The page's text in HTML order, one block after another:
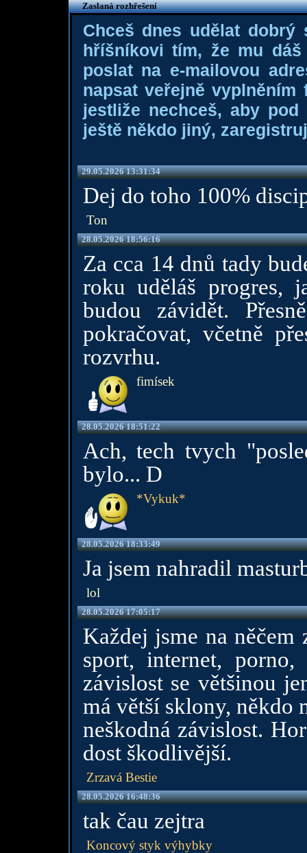
Zaslaná rozhřešení
Chceš dnes udělat dobrý
hříšníkovi tím, že mu
poslat na e-mailovou
napsat veřejně
jestliže nechceš, aby
ještě někdo jiný,
29.05.2026 13:31:34
Dej do toho 100%
Ton
28.05.2026 18:56:16
Za cca 14 dnů tady
roku uděláš progres,
budou závidět.
pokračovat, včetně
rozvrhu.
fimísek
28.05.2026 18:51:22
Ach, tech tvych
bylo... D
*Vykuk*
28.05.2026 18:33:49
Ja jsem nahradil
lol
28.05.2026 17:05:17
Každej jsme na
sport, internet,
závislost se většinou
má větší sklony, někdo
neškodná závislost.
dost škodlivější.
Zrzavá Bestie
28.05.2026 16:48:36
tak čau zejtra
Koncový styk výhybky